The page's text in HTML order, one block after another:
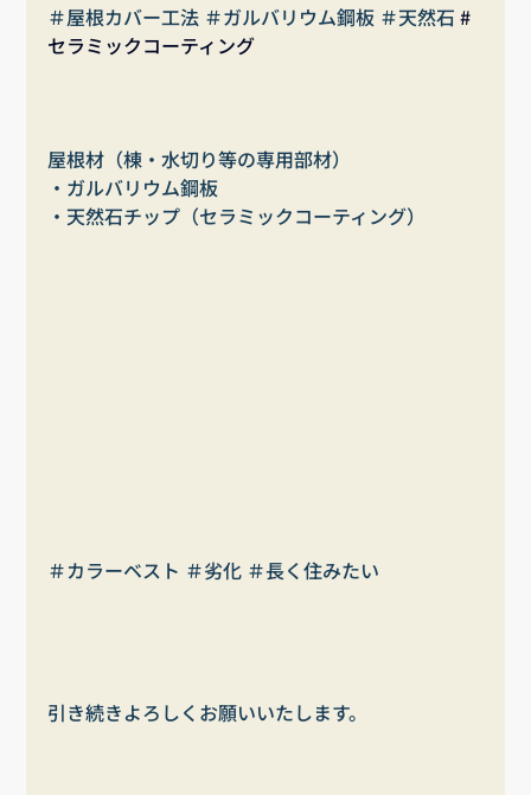
＃屋根カバー工法 ＃ガルバリウム鋼板 ＃天然石 #
セラミックコーティング
屋根材（棟・水切り等の専用部材）
・ガルバリウム鋼板
・天然石チップ（セラミックコーティング）
＃カラーベスト ＃劣化 ＃長く住みたい
引き続きよろしくお願いいたします。